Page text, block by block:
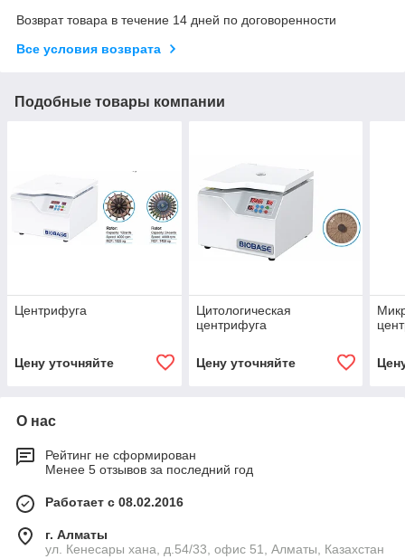
Возврат товара в течение 14 дней по договоренности
Все условия возврата
Подобные товары компании
Центрифуга
Цену уточняйте
Цитологическая
центрифуга
Цену уточняйте
О нас
Рейтинг не сформирован
Менее 5 отзывов за последний год
Работает с 08.02.2016
г. Алматы
ул. Кенесары хана, д.54/33, офис 51, Алматы, Казахстан